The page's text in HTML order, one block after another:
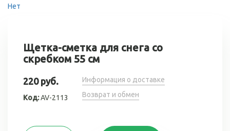
Нет
Щетка-сметка для снега со
скребком 55 см
220 руб.
Код:AV-2113
Информация о доставке
Возврат и обмен